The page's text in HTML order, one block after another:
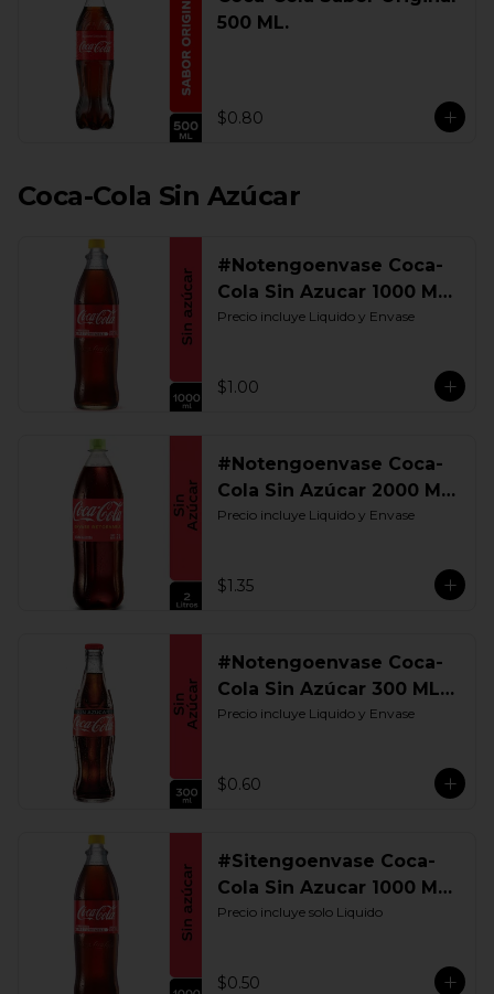
500 ML.
$0.80
Coca-Cola Sin Azúcar
#Notengoenvase Coca-
Cola Sin Azucar 1000 ML.
Retornable
Precio incluye Liquido y Envase
$1.00
#Notengoenvase Coca-
Cola Sin Azúcar 2000 ML.
Retornable
Precio incluye Liquido y Envase
$1.35
#Notengoenvase Coca-
Cola Sin Azúcar 300 ML.
Retornable
Precio incluye Liquido y Envase
$0.60
#Sitengoenvase Coca-
Cola Sin Azucar 1000 ML.
Retornable
Precio incluye solo Liquido
$0.50